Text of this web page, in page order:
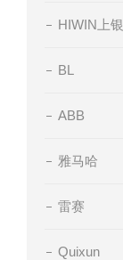
HIWIN上银
BL
ABB
雅马哈
雷赛
Quixun